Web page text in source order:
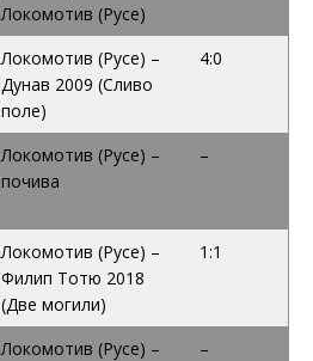
Локомотив (Русе)
Локомотив (Русе) –
Дунав 2009 (Сливо
поле)
4:0
Локомотив (Русе) –
почива
–
Локомотив (Русе) –
Филип Тотю 2018
(Две могили)
1:1
Локомотив (Русе) –
–